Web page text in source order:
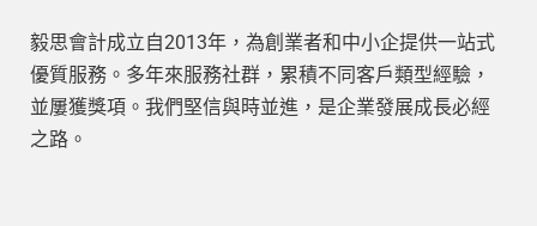
毅思會計成立自2013年，為創業者和中小企提供一站式
優質服務。多年來服務社群，累積不同客戶類型經驗，
並屢獲獎項。我們堅信與時並進，是企業發展成長必經
之路。